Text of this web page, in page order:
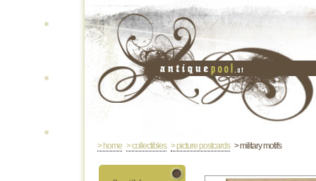
> home > collectibles > picture postcards> military motifs